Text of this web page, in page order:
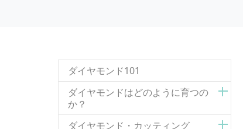
ダイヤモンド101
ダイヤモンドはどのように育つの
か？
ダイヤモンド・カッティング